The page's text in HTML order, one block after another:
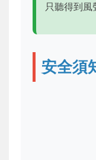
只聽得到風
安全須